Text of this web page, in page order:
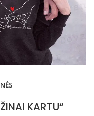
KARTU“